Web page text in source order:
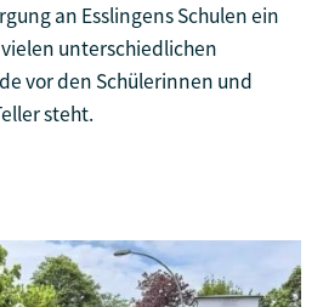
an Esslingens Schulen ein
unterschiedlichen
vor den Schülerinnen und
steht.